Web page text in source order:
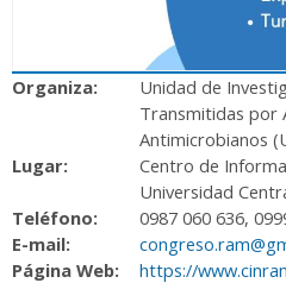
Organiza:
Unidad de
Transmitidas por
Antimicrobianos
Lugar:
Centro de
Universidad
Teléfono:
0987 060 636,
E-mail:
Página Web:
https://